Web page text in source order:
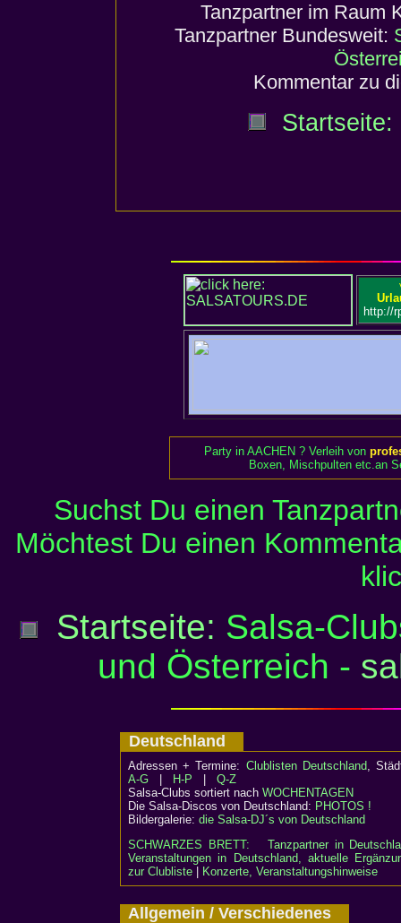
Tanzpartner im Raum
Tanzpartner Bundesweit:
Kommentar zu
Startseite:
http://
Party in AACHEN ? Verleih von
Boxen, Mischpulten etc.an
Suchst Du einen
Möchtest Du einen
Startseite: Salsa-
und Österreich -
Deutschland
Adressen + Termine: Clublisten Deutschland,
A-G
H-P
Q-Z
Salsa-Clubs sortiert nach WOCHENTAGEN
Die Salsa-Discos von Deutschland: PHOTOS !
Bildergalerie: die Salsa-DJ´s von Deutschland
SCHWARZES BRETT:
Tanzpartner in
Veranstaltungen in Deutschland, aktuelle
zur Clubliste
Konzerte, Veranstaltungshinweise
Allgemein / Verschiedenes